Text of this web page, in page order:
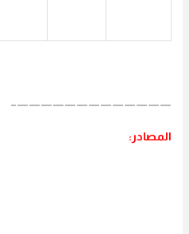
—————————————–
المصادر: